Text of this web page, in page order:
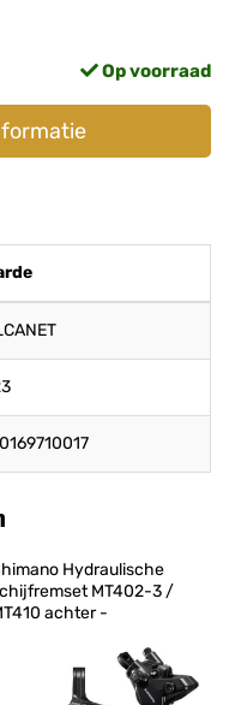
Op voorraad
Hydraulische
MT402-3 /
achter -